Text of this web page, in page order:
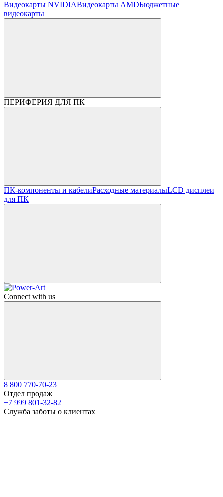
Видеокарты NVIDIAВидеокарты AMDБюджетные
видеокарты
ПЕРИФЕРИЯ ДЛЯ ПК
ПК-компоненты и кабелиРасходные материалыLCD дисплеи
для ПК
Connect with us
8 800 770-70-23
Отдел продаж
+7 999 801-32-82
Служба заботы о клиентах